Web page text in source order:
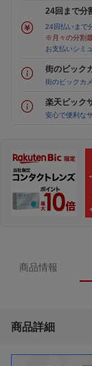
24回まで分
24回払いまで
※月々の分割
お支払いシミ
街のビック
街のビックカ
楽天ビック
安心で便利な
商品情報
商品詳細